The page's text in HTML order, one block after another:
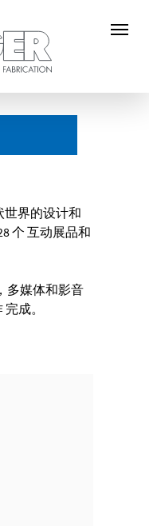
世界的设计和
个 互动展品和
多媒体和影音
成。